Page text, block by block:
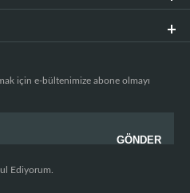
için e-bültenimize abone olmayı
Ediyorum.